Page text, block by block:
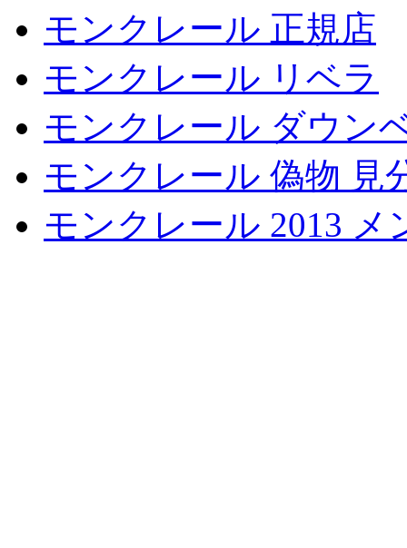
モンクレール 正規店
モンクレール リベラ
モンクレール ダウン
モンクレール 偽物 見
モンクレール 2013 メ